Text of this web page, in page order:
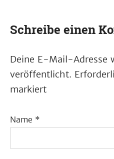
Schreibe einen
Deine E-Mail-Adresse
veröffentlicht.
markiert
Name *